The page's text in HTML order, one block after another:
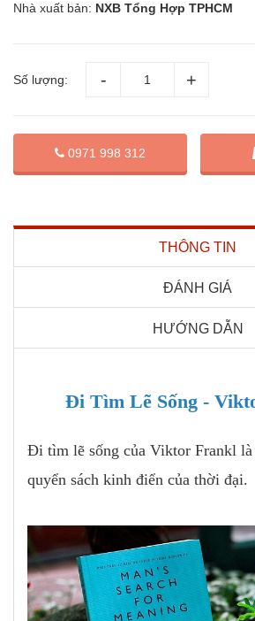
Nhà xuất bản: NXB Tổng Hợp TPHCM
Số lượng:
0971 998 312
THÔNG TIN
ĐÁNH GIÁ
HƯỚNG DẪN
Đi Tìm Lẽ Sống -
Đi tìm lẽ sống của Viktor Frankl là
quyển sách kinh điển của thời đại.